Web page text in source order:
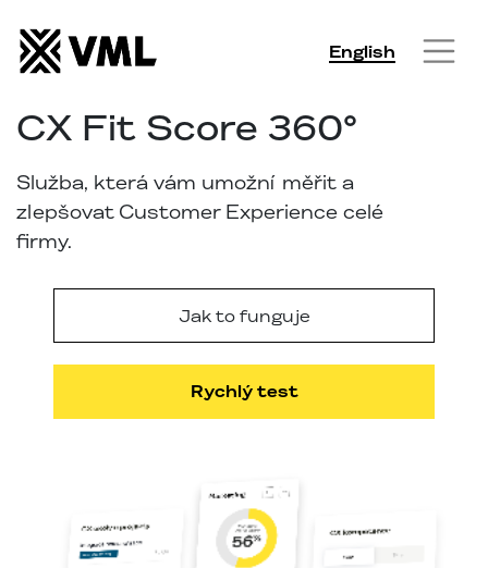
English
CX Fit Score 360°
Služba, která vám umožní měřit a
zlepšovat Customer Experience celé
firmy.
Jak to funguje
Rychlý test